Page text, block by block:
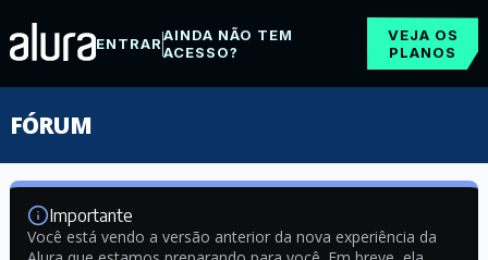
ENTRARAINDA NÃO TEM
ACESSO?
VEJA OS
PLANOS
FÓRUM
Importante
Você está vendo a versão anterior da nova experiência da